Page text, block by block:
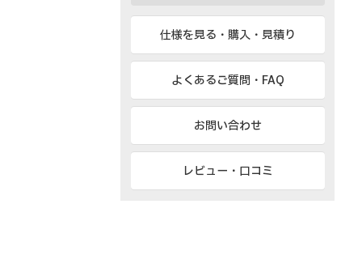
仕様を見る・購入・見積り
よくあるご質問・FAQ
お問い合わせ
レビュー・口コミ